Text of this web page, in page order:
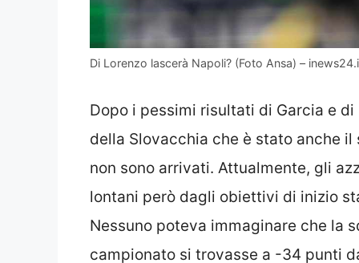
Di Lorenzo lascerà Napoli? (Foto Ansa) –
Dopo i pessimi risultati di Garcia e
della Slovacchia che è stato anche
non sono arrivati. Attualmente, gli
lontani però dagli obiettivi di inizio
Nessuno poteva immaginare che la
campionato si trovasse a -34 punti